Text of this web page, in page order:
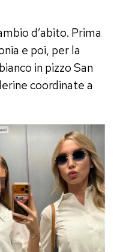
d’abito. Prima
e poi, per la
in pizzo San
coordinate a